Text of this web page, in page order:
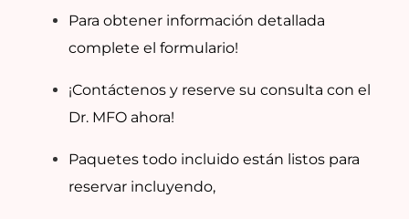
Para obtener información detallada
complete el formulario!
¡Contáctenos y reserve su consulta con el
Dr. MFO ahora!
Paquetes todo incluido están listos para
reservar incluyendo,